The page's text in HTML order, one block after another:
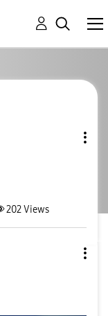
202Views